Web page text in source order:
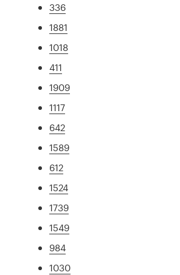
336
1881
1018
411
1909
1117
642
1589
612
1524
1739
1549
984
1030